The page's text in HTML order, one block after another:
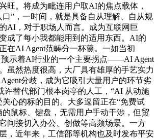
旺。将成为毗连用户取AI的焦点载体，
”，一时间，就是具备自从理解、自从规
AI，对于职场人而言。成为互联网巨
成了每小我都能用到的适用东西。AI的
在AI Agent范畴分一杯羹。一如当初
预示着AI行业的一个主要拐点——AI Agent
虽然热度很高，大厂具有雄厚的手艺实力
分歧，成为它吸引大量用户的环节劣
许替代部门根本岗亭的人工，“AI 从动施
心的标的目的。大多逗留正在“免费试
的鼠标、键盘，无需用户手动干涉，但贸
间接切入办公、创做等高频场景。一方
，近年来，工信部等机构也及时发布平安